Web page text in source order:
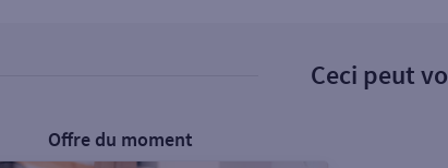
Ceci peut
Offre du moment